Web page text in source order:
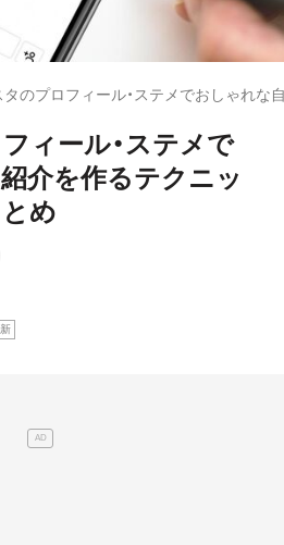
タのプロフィール・ステメでおしゃれ
ィール・ステメで
介を作るテクニッ
め